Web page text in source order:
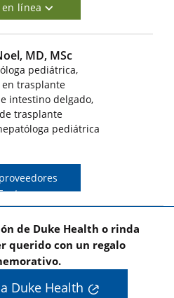
en línea
MD, MSc
pediátrica,
trasplante
intestino delgado,
trasplante
pediátrica
de Duke Health o rinda
querido con un regalo
Duke Health